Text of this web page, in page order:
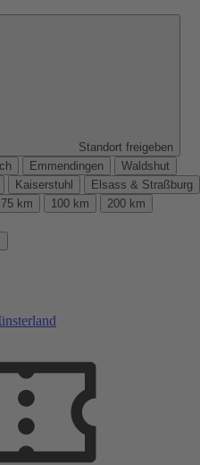
Standort freigeben
Emmendingen
Waldshut
Kaiserstuhl
Elsass & Straßburg
75 km 100 km
200 km